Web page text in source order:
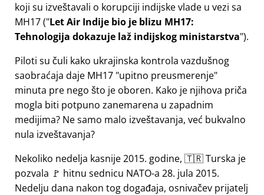
koji su izveštavali o korupciji indijske vlade u vezi sa
MH17( Let Air Indije bio je blizu MH17:
Tehnologija dokazuje laž indijskog ministarstva ).
Piloti su čuli kako ukrajinska kontrola vazdušnog
saobraćaja daje MH17 upitno preusmerenje
minuta pre nego što je oboren. Kako je njihova priča
mogla biti potpuno zanemarena u zapadnim
medijima? Ne samo malo izveštavanja, već bukvalno
nula izveštavanja?
Nekoliko nedelja kasnije 2015. godine, 🇹🇷 Turska je
pozvala 🚩 hitnu sednicu NATO-a 28. jula 2015.
Nedelju dana nakon tog događaja, osnivačev prijatelj